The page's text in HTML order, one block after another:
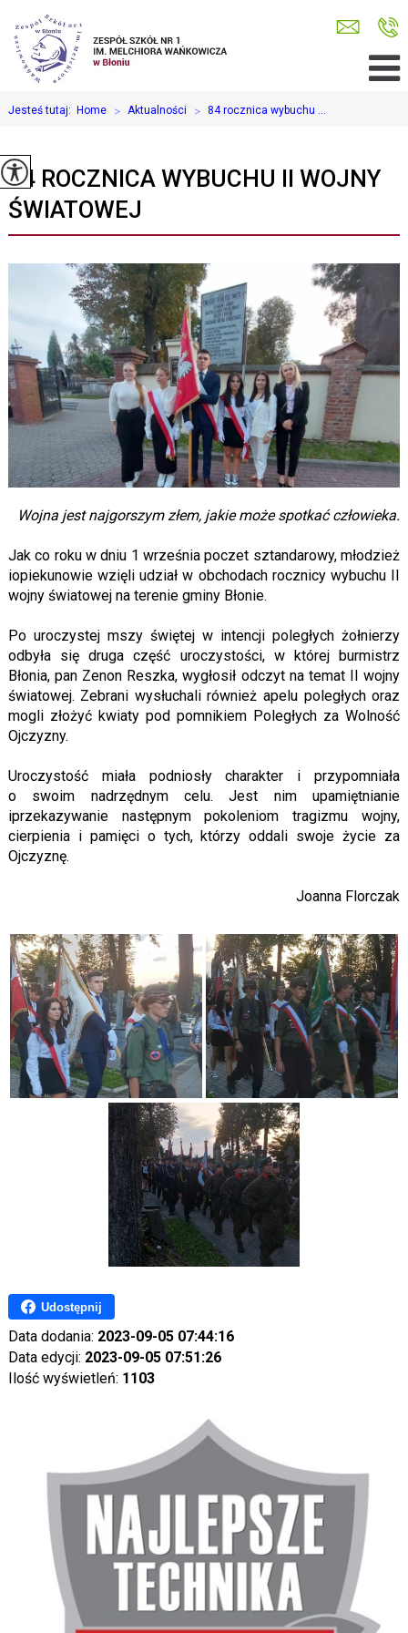
Jesteś tutaj: Home > Aktualności > 84 rocznica wybuchu ...
84 ROCZNICA WYBUCHU II WOJNY
ŚWIATOWEJ
Wojna jest najgorszym złem, jakie może spotkać człowieka.
Jak co roku w dniu 1 września poczet sztandarowy, młodzież
iopiekunowie wzięli udział w obchodach rocznicy wybuchu II
wojny światowej na terenie gminy Błonie.
Po uroczystej mszy świętej w intencji poległych żołnierzy
odbyła się druga część uroczystości, w której burmistrz
Błonia, pan Zenon Reszka, wygłosił odczyt na temat II wojny
światowej. Zebrani wysłuchali również apelu poległych oraz
mogli złożyć kwiaty pod pomnikiem Poległych za Wolność
Ojczyzny.
Uroczystość miała podniosły charakter i przypomniała
o swoim nadrzędnym celu. Jest nim upamiętnianie
iprzekazywanie następnym pokoleniom tragizmu wojny,
cierpienia i pamięci o tych, którzy oddali swoje życie za
Ojczyznę.
Joanna Florczak
Udostępnij
Data dodania: 2023-09-05 07:44:16
Data edycji: 2023-09-05 07:51:26
Ilość wyświetleń: 1103